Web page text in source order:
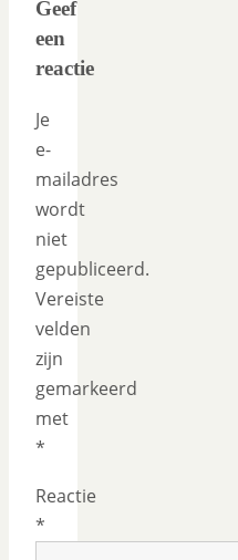
Geef
een
reactie
Je
e-
mailadres
wordt
niet
gepubliceerd.
Vereiste
velden
zijn
gemarkeerd
met
*
Reactie
*